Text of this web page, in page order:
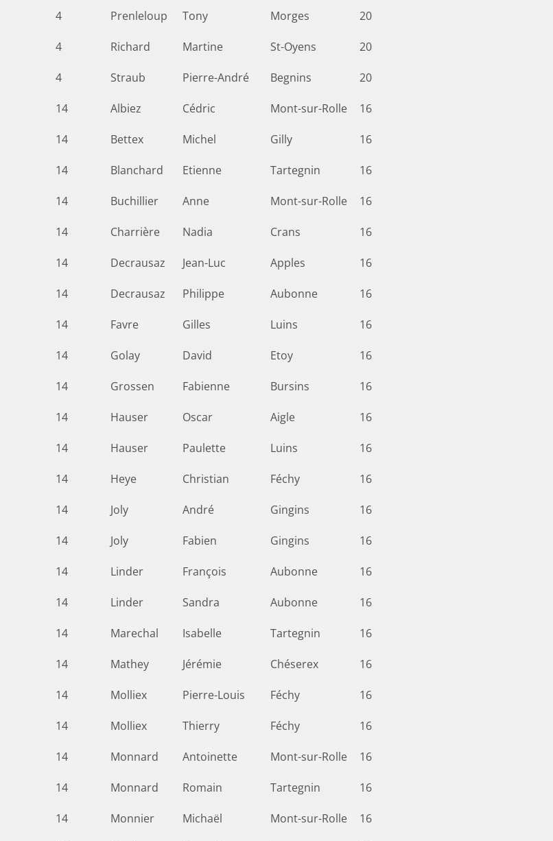
4 Prenleloup Tony Morges 20
4 Richard Martine St-Oyens 20
4 Straub Pierre-André Begnins 20
14 Albiez Cédric Mont-sur-Rolle 16
14 Bettex Michel Gilly 16
14 Blanchard Etienne Tartegnin 16
14 Buchillier Anne Mont-sur-Rolle 16
14 Charrière Nadia Crans 16
14 Decrausaz Jean-Luc Apples 16
14 Decrausaz Philippe Aubonne 16
14 Favre Gilles Luins 16
14 Golay David Etoy 16
14 Grossen Fabienne Bursins 16
14 Hauser Oscar Aigle 16
14 Hauser Paulette Luins 16
14 Heye Christian Féchy 16
14 Joly André Gingins 16
14 Joly Fabien Gingins 16
14 Linder François Aubonne 16
14 Linder Sandra Aubonne 16
14 Marechal Isabelle Tartegnin 16
14 Mathey Jérémie Chéserex 16
14 Molliex Pierre-Louis Féchy 16
14 Molliex Thierry Féchy 16
14 Monnard Antoinette Mont-sur-Rolle 16
14 Monnard Romain Tartegnin 16
14 Monnier Michaël Mont-sur-Rolle 16